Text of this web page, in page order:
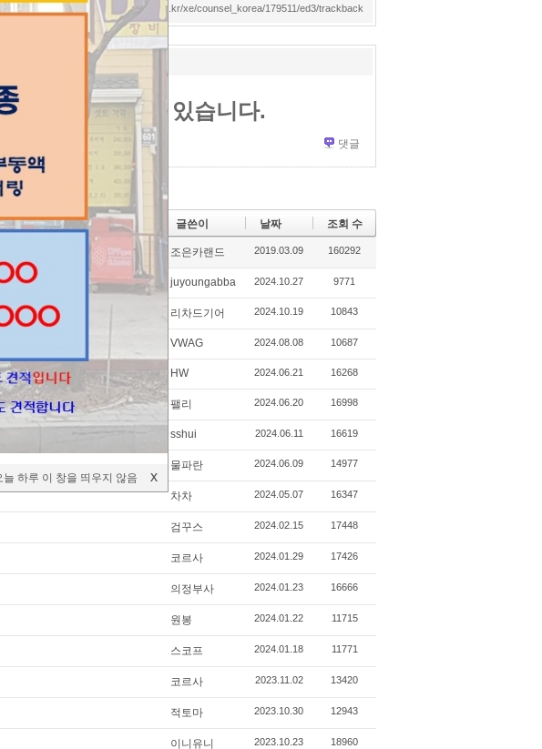
X
늘 하루 이 창을 띄우지 않음 X
http://goodmotor.co.kr/xe/counsel_korea/179511/ed3/trackback
밍체인에 금액 있습니다.
댓글
글쓴이 날짜 조회 수
조은카랜드 2019.03.09 160292
juyoungabba 2024.10.27 9771
리차드기어 2024.10.19 10843
VWAG 2024.08.08 10687
HW 2024.06.21 16268
다. [1] 팰리 2024.06.20 16998
sshui 2024.06.11 16619
물파란 2024.06.09 14977
차차 2024.05.07 16347
검꾸스 2024.02.15 17448
코르사 2024.01.29 17426
의정부사 2024.01.23 16666
원봉 2024.01.22 11715
스코프 2024.01.18 11771
코르사 2023.11.02 13420
적토마 2023.10.30 12943
이니유니 2023.10.23 18960